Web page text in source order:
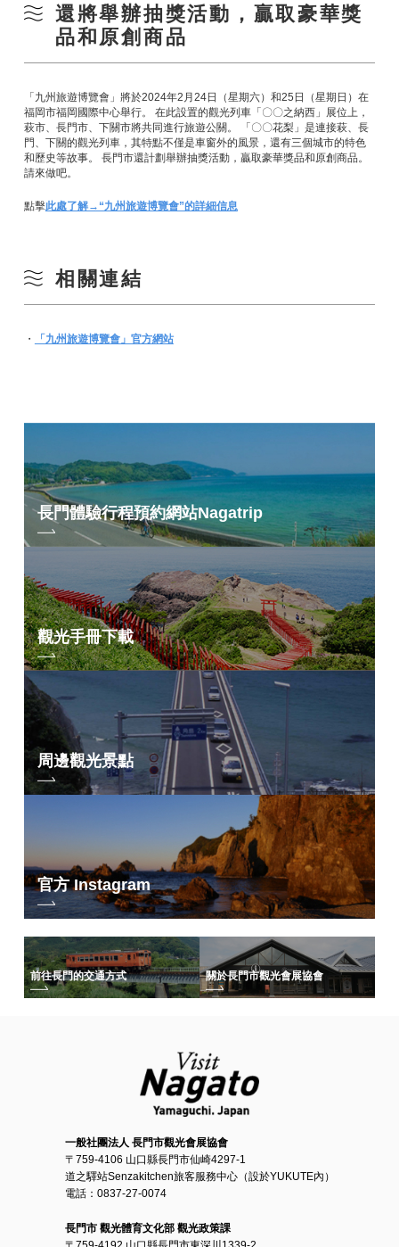
還將舉辦抽獎活動，贏取豪華獎
品和原創商品
「九州旅遊博覽會」將於2024年2月24日（星期六）和25日（星期日）在
福岡市福岡國際中心舉行。 在此設置的觀光列車「〇〇之納西」展位上，
萩市、長門市、下關市將共同進行旅遊公關。 「〇〇花梨」是連接萩、長
門、下關的觀光列車，其特點不僅是車窗外的風景，還有三個城市的特色
和歷史等故事。 長門市還計劃舉辦抽獎活動，贏取豪華獎品和原創商品。
請來做吧。
點擊此處了解→“九州旅遊博覽會”的詳細信息
相關連結
・ 「九州旅遊博覽會」官方網站
長門體驗行程預約網站Nagatrip
觀光手冊下載
周邊觀光景點
官方 Instagram
前往長門的交通方式 關於長門市觀光會展協會
一般社團法人 長門市觀光會展協會
〒759-4106 山口縣長門市仙崎4297-1
道之驛站Senzakitchen旅客服務中心（設於YUKUTE內）
電話：0837-27-0074
長門市 觀光體育文化部 觀光政策課